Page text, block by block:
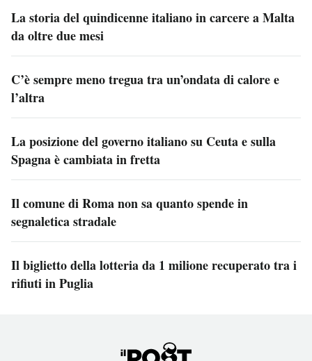
La storia del quindicenne italiano in carcere a Malta
da oltre due mesi
C’è sempre meno tregua tra un’ondata di calore e
l’altra
La posizione del governo italiano su Ceuta e sulla
Spagna è cambiata in fretta
Il comune di Roma non sa quanto spende in
segnaletica stradale
Il biglietto della lotteria da 1 milione recuperato tra i
rifiuti in Puglia